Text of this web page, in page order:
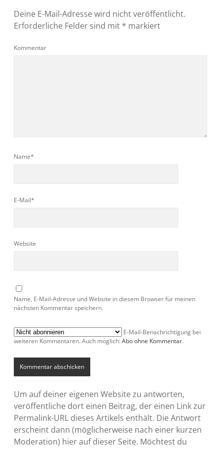
Deine E-Mail-Adresse wird nicht veröffentlicht.
Erforderliche Felder sind mit * markiert
Kommentar
Name*
E-Mail*
Website
Name, E-Mail-Adresse und Website in diesem Browser für meinen
nächsten Kommentar speichern.
E-Mail-Benachrichtigung bei
weiteren Kommentaren. Auch möglich: Abo ohne Kommentar.
Um auf deiner eigenen Website zu antworten,
veröffentliche dort einen Beitrag, der einen Link zur
Permalink-URL dieses Artikels enthält. Die Antwort
erscheint dann (möglicherweise nach einer kurzen
Moderation) hier auf dieser Seite. Möchtest du